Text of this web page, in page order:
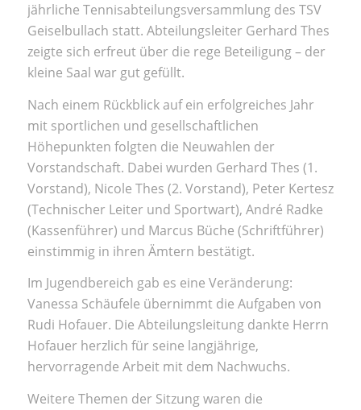
jährliche Tennisabteilungsversammlung des TSV
Geiselbullach statt. Abteilungsleiter Gerhard Thes
zeigte sich erfreut über die rege Beteiligung – der
kleine Saal war gut gefüllt.
Nach einem Rückblick auf ein erfolgreiches Jahr
mit sportlichen und gesellschaftlichen
Höhepunkten folgten die Neuwahlen der
Vorstandschaft. Dabei wurden Gerhard Thes (1.
Vorstand), Nicole Thes (2. Vorstand), Peter Kertesz
(Technischer Leiter und Sportwart), André Radke
(Kassenführer) und Marcus Büche (Schriftführer)
einstimmig in ihren Ämtern bestätigt.
Im Jugendbereich gab es eine Veränderung:
Vanessa Schäufele übernimmt die Aufgaben von
Rudi Hofauer. Die Abteilungsleitung dankte Herrn
Hofauer herzlich für seine langjährige,
hervorragende Arbeit mit dem Nachwuchs.
Weitere Themen der Sitzung waren die